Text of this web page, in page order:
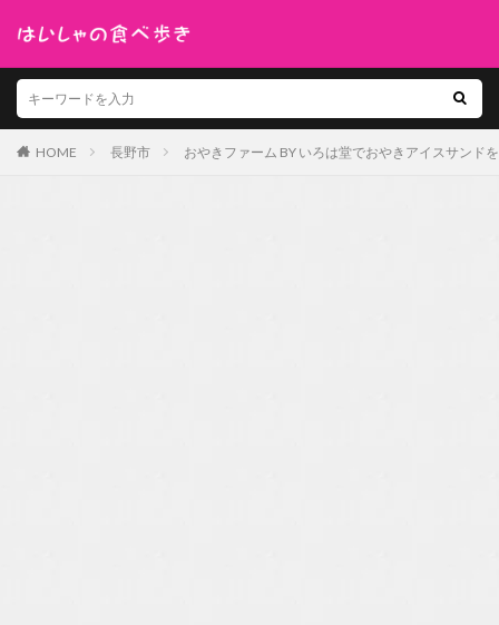
HOME 長野市 おやきファーム BY いろは堂でおやきアイスサンド